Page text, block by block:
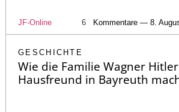
JF-Online 6 Kommentare — 8.
GESCHICHTE
Wie die Familie Wagner
Hausfreund in Bayreuth